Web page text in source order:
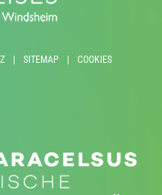
SITEMAP COOKIES